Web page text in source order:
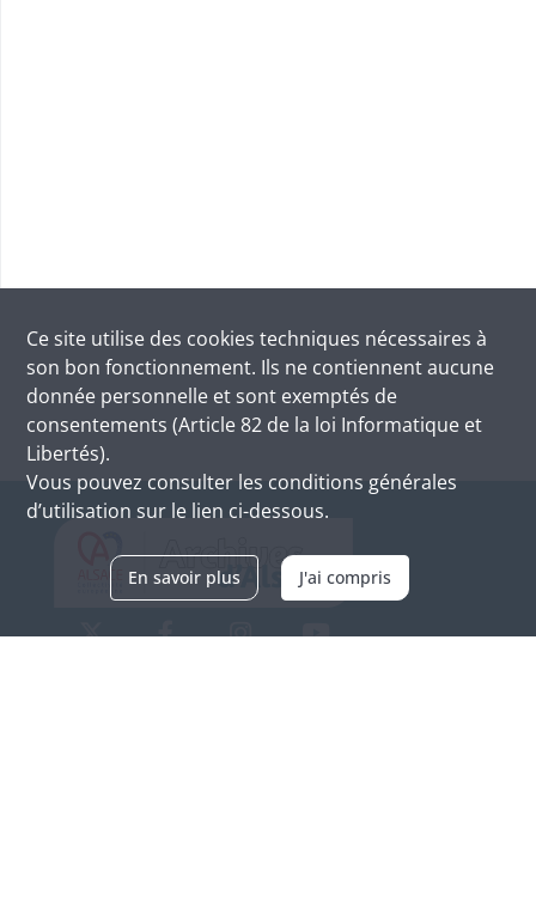
Ce site utilise des cookies techniques nécessaires à
son bon fonctionnement. Ils ne contiennent aucune
donnée personnelle et sont exemptés de
consentements (Article 82 de la loi Informatique et
Libertés).
Vous pouvez consulter les conditions générales
d’utilisation sur le lien ci-dessous.
En savoir plus J'ai compris